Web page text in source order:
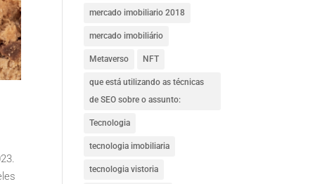
mercado imobiliario 2018
mercado imobiliário
Metaverso NFT
que está utilizando as técnicas
de SEO sobre o assunto:
Tecnologia
tecnologia imobiliaria
tecnologia vistoria